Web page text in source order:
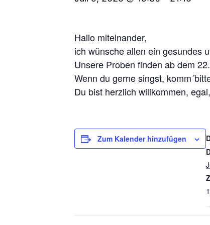
Hallo miteinander,
ich wünsche allen ein gesundes
Unsere Proben finden ab dem
Wenn du gerne singst,
Du bist herzlich willkommen,
Zum Kalender hinzufügen